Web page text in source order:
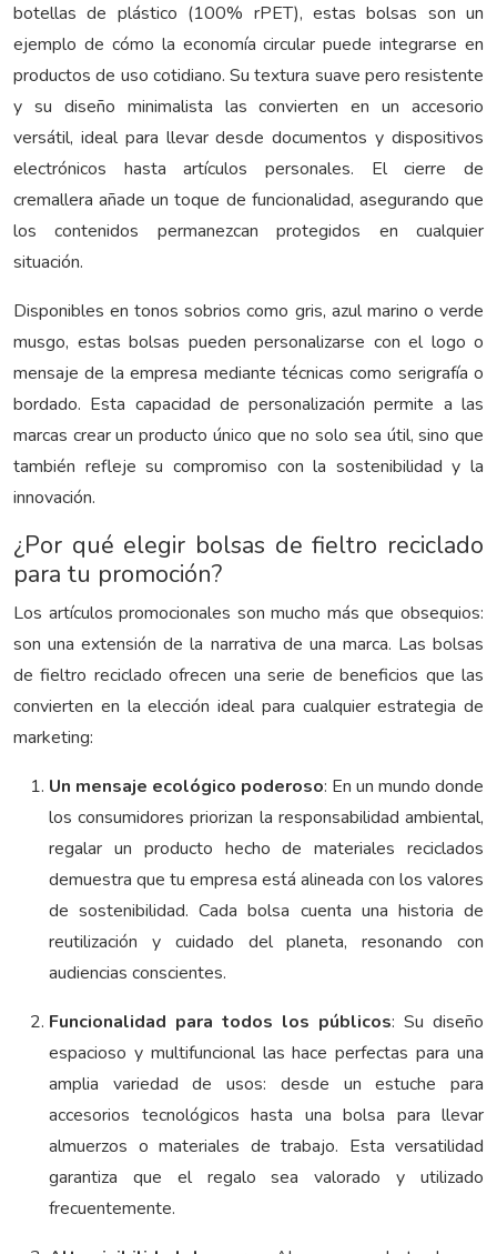
botellas de plástico (100% rPET), estas bolsas son un
ejemplo de cómo la economía circular puede integrarse en
productos de uso cotidiano. Su textura suave pero resistente
y su diseño minimalista las convierten en un accesorio
versátil, ideal para llevar desde documentos y dispositivos
electrónicos hasta artículos personales. El cierre de
cremallera añade un toque de funcionalidad, asegurando que
los contenidos permanezcan protegidos en cualquier
situación.
Disponibles en tonos sobrios como gris, azul marino o verde
musgo, estas bolsas pueden personalizarse con el logo o
mensaje de la empresa mediante técnicas como serigrafía o
bordado. Esta capacidad de personalización permite a las
marcas crear un producto único que no solo sea útil, sino que
también refleje su compromiso con la sostenibilidad y la
innovación.
¿Por qué elegir bolsas de fieltro reciclado
para tu promoción?
Los artículos promocionales son mucho más que obsequios:
son una extensión de la narrativa de una marca. Las bolsas
de fieltro reciclado ofrecen una serie de beneficios que las
convierten en la elección ideal para cualquier estrategia de
marketing:
Un mensaje ecológico poderoso: En un mundo donde
los consumidores priorizan la responsabilidad ambiental,
regalar un producto hecho de materiales reciclados
demuestra que tu empresa está alineada con los valores
de sostenibilidad. Cada bolsa cuenta una historia de
reutilización y cuidado del planeta, resonando con
audiencias conscientes.
Funcionalidad para todos los públicos: Su diseño
espacioso y multifuncional las hace perfectas para una
amplia variedad de usos: desde un estuche para
accesorios tecnológicos hasta una bolsa para llevar
almuerzos o materiales de trabajo. Esta versatilidad
garantiza que el regalo sea valorado y utilizado
frecuentemente.